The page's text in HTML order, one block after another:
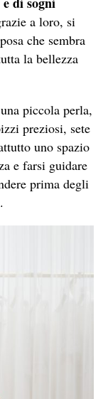
a loro, si
che sembra
la bellezza
piccola perla,
preziosi, sete
uno spazio
e farsi guidare
prima degli